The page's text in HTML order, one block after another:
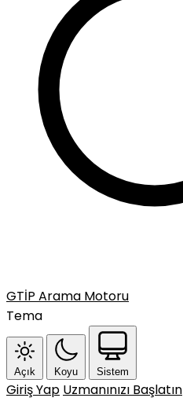
GTİP Arama Motoru
Tema
Açık Koyu Sistem
Giriş Yap Uzmanınızı Başlatın